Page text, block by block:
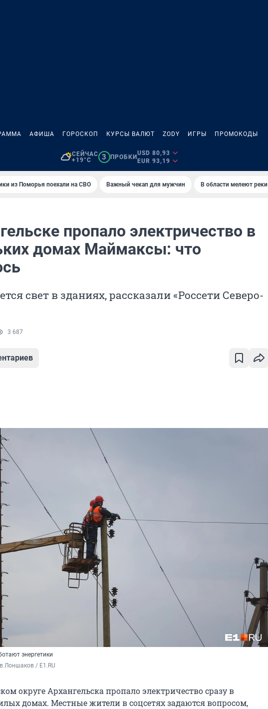
АФИША ГОРОСКОП КУРСЫ ВАЛЮТ ZODY ИГРЫ ПРОМОКОДЫ
СЕЙЧАС
+19°C
3 ПРОБКИ
USD 80,93
EUR 93,19
из Поморья поехали на СВО Важный чекап для мужчин В области мелеют реки
пропало электричество в
домах Маймаксы: что
свет в зданиях, рассказали «Россети Северо-
3 687
энергетики
Лоншаков / E1.RU
округе Архангельска пропало электричество сразу в
домах. Местные жители в соцсетях задаются вопросом,